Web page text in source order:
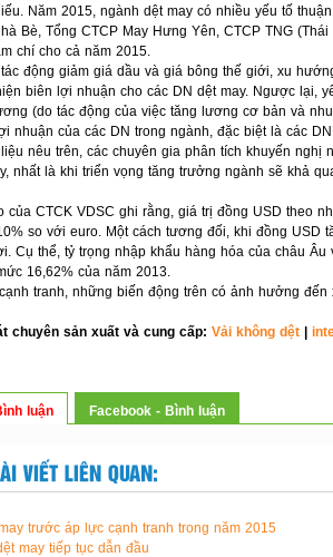
Năm 2015, ngành dệt may có nhiều yếu tố
Bè, Tổng CTCP May Hưng Yên, CTCP TNG
chí cho cả năm 2015.
tác động giảm giá dầu và giá bông thế giới, xu
biên lợi nhuận cho các DN dệt may. Ngược lại,
(do tác động của việc tăng lương cơ bản và
nhuận của các DN trong ngành, đặc biệt là các
nêu trên, các chuyên gia phân tích khuyến nghị
nhất là khi triển vọng tăng trưởng ngành sẽ khả
của CTCK VDSC ghi rằng, giá trị đồng USD theo
so với euro. Một cách tương đối, khi đồng USD
Cụ thể, tỷ trọng nhập khẩu hàng hóa của châu
16,62% của năm 2013.
tranh, những biến động trên có ảnh hưởng đến
chuyên sản xuất và cung cấp: Vải không dệt
luận Facebook - Bình luận
trước áp lực cạnh tranh trong năm 2015
may tiếp tục dẫn đầu